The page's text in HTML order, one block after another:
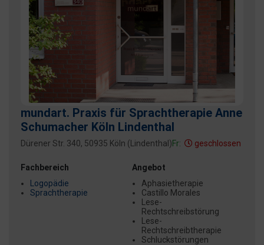
mundart. Praxis für Sprachtherapie Anne
Schumacher Köln Lindenthal
Dürener Str. 340, 50935 Köln (Lindenthal)Fr: geschlossen
Fachbereich
Logopädie
Sprachtherapie
Angebot
Aphasietherapie
Castillo Morales
Lese-
Rechtschreibstörung
Lese-
Rechtschreibtherapie
Schluckstörungen